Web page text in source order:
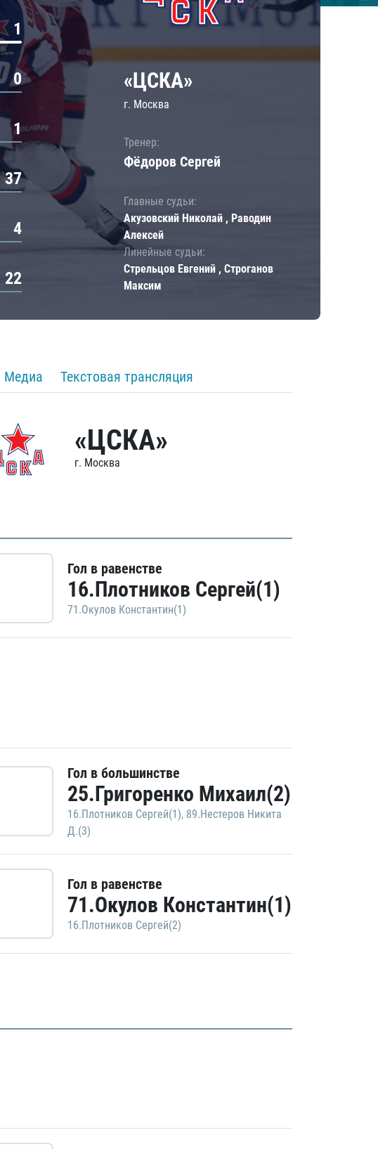
1
0
1
37
4
22
«ЦСКА»
г. Москва
Тренер:
Фёдоров Сергей
Главные судьи:
Акузовский Николай , Раводин
Алексей
Линейные судьи:
Стрельцов Евгений , Строганов
Максим
Медиа Текстовая трансляция
«ЦСКА»
г. Москва
Гол в равенстве
16.Плотников Сергей(1)
71.Окулов Константин(1)
Гол в большинстве
25.Григоренко Михаил(2)
16.Плотников Сергей(1), 89.Нестеров Никита
Д.(3)
Гол в равенстве
71.Окулов Константин(1)
16.Плотников Сергей(2)